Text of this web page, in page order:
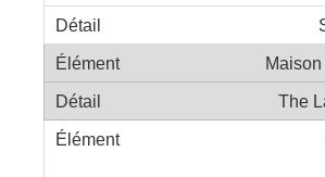
The